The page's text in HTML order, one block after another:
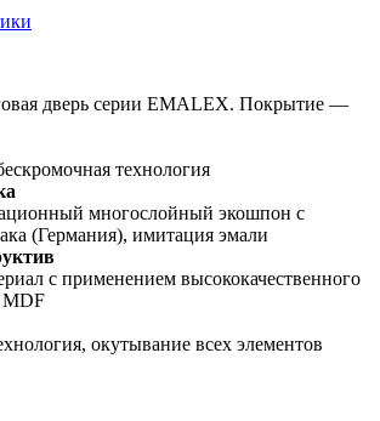
дверь cерии EMALEX. Покрытие —
технология
многослойный экошпон с
(Германия), имитация эмали
с применением высококачественного
MDF
окутывание всех элементов